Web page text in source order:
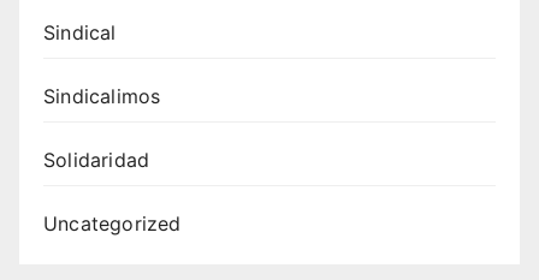
Sindical
Sindicalimos
Solidaridad
Uncategorized